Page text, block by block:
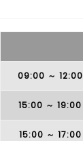
09:00 ～ 12:00
15:00 ～ 19:00
15:00 ～ 17:00